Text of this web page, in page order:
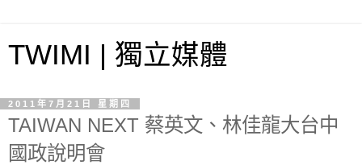
TWIMI | 獨立媒體
2011年7月21日 星期四
TAIWAN NEXT 蔡英文、林佳龍大台中
國政說明會